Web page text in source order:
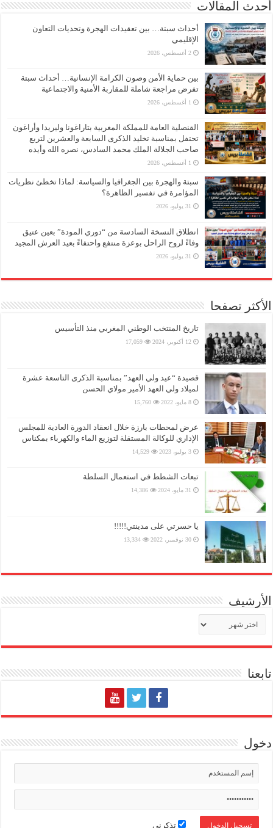
أحدث المقالات
أحداث سبتة… بين تعقيدات الهجرة وتحديات التعاون
الإقليمي
2 أغسطس، 2026
بين حماية الأمن وصون الكرامة الإنسانية… أحداث سبتة
تفرض مراجعة شاملة للمقاربة الأمنية والاجتماعية
1 أغسطس، 2026
القنصلية العامة للمملكة المغربية بتاراغونا وليريدا وأراغون
تحتفل بمناسبة تخليد الذكرى السابعة والعشرين لتربع
صاحب الجلالة الملك محمد السادس، نصره الله وأيده
1 أغسطس، 2026
سبتة والهجرة بين الجغرافيا والسياسة: لماذا تخطئ نظريات
المؤامرة في تفسير الظاهرة؟
31 يوليو، 2026
انطلاق النسخة السادسة من “دوري المودة” بعين عتيق
وفاءً لروح الراحل بوعزة منتفع واحتفاءً بعيد العرش المجيد
31 يوليو، 2026
الأكثر تصفحا
تاريخ المنتخب الوطني المغربي منذ التأسيس
12 أكتوبر، 2024 17,059
قصيدة “عيد ولي العهد” بمناسبة الذكرى التاسعة عشرة
لميلاد ولي العهد الأمير مولاي الحسن
8 مايو، 2022 15,760
عرض لمحطات بارزة خلال انعقاد الدورة العادية للمجلس
الإداري للوكالة المستقلة لتوزيع الماء والكهرباء بمكناس
3 يوليو، 2023 14,529
تبعات الشطط في استعمال السلطة
31 مايو، 2024 14,386
يا حسرتي على مدينتي!!!!!
30 نوفمبر، 2022 13,334
الأرشيف
الأرشيف
تابعنا
دخول
تذكرني